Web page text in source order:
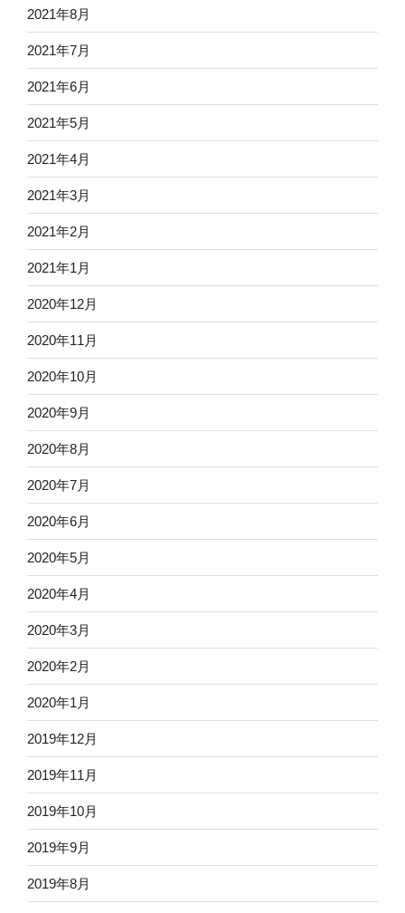
2021年8月
2021年7月
2021年6月
2021年5月
2021年4月
2021年3月
2021年2月
2021年1月
2020年12月
2020年11月
2020年10月
2020年9月
2020年8月
2020年7月
2020年6月
2020年5月
2020年4月
2020年3月
2020年2月
2020年1月
2019年12月
2019年11月
2019年10月
2019年9月
2019年8月